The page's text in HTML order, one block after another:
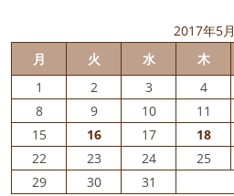
2017年5月
月
火 水 木
1
2 3 4
8
9 10 11
15
16 17 18
22
23 24 25
29
30
31